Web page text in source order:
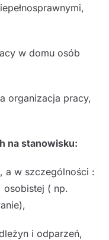
w domu osób
organizacja pracy,
na stanowisku:
a w szczególności :
( np.
i odparzeń,